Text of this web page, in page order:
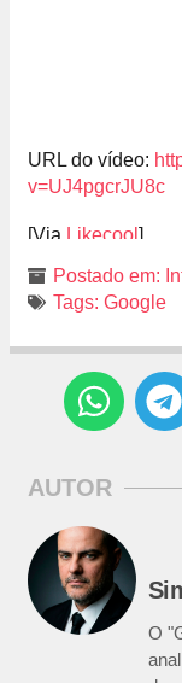
URL do vídeo:
v=UJ4pgcrJU8c
[Via Likecool]
Postado em:
Tags: Google
AUTOR
O